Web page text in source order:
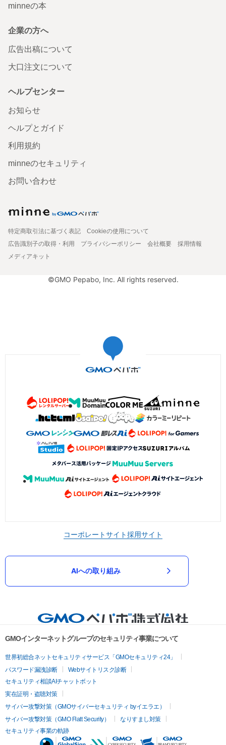
minneの本
企業の方へ
広告出稿について
大口注文について
ヘルプセンター
お知らせ
ヘルプとガイド
利用規約
minneのセキュリティ
お問い合わせ
特定商取引法に基づく表記
Cookieの使用について
広告識別子の取得・利用
プライバシーポリシー 会社概要
採用情報
メディアキット
©GMO Pepabo, Inc. All rights reserved.
コーポレートサイト採用サイト
AIへの取り組み
GMOインターネットグループのセキュリティ事業について
世界初総合ネットセキュリティサービス「GMOセキュリティ24」
パスワード漏洩診断
Webサイトリスク診断
セキュリティ相談AIチャットボット
実在証明・盗聴対策
サイバー攻撃対策（GMOサイバーセキュリティ byイエラエ）
サイバー攻撃対策（GMO Flatt Security）
なりすまし対策
セキュリティ事業の軌跡